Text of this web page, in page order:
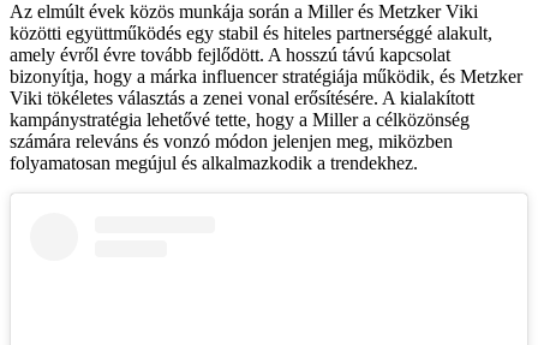
Az elmúlt évek közös munkája során a Miller és Metzker Viki
közötti együttműködés egy stabil és hiteles partnerséggé alakult,
amely évről évre tovább fejlődött. A hosszú távú kapcsolat
bizonyítja, hogy a márka influencer stratégiája működik, és Metzker
Viki tökéletes választás a zenei vonal erősítésére. A kialakított
kampánystratégia lehetővé tette, hogy a Miller a célközönség
számára releváns és vonzó módon jelenjen meg, miközben
folyamatosan megújul és alkalmazkodik a trendekhez.